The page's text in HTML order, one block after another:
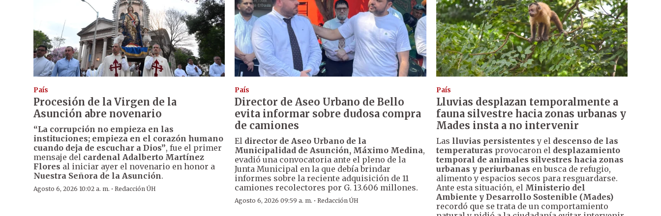
País
Procesión de la Virgen de la
Asunción abre novenario
“La corrupción no empieza en las
instituciones; empieza en el corazón humano
cuando deja de escuchar a Dios”, fue el primer
mensaje del cardenal Adalberto Martínez
Flores al iniciar ayer el novenario en honor a
Nuestra Señora de la Asunción.
Agosto 6, 2026 10:02 a. m. · Redacción ÚH
País
Director de Aseo Urbano de Bello
evita informar sobre dudosa compra
de camiones
El director de Aseo Urbano de la
Municipalidad de Asunción, Máximo Medina,
evadió una convocatoria ante el pleno de la
Junta Municipal en la que debía brindar
informes sobre la reciente adquisición de 11
camiones recolectores por G. 13.606 millones.
Agosto 6, 2026 09:59 a. m. ·Redacción ÚH
País
Lluvias desplazan temporalmente a
fauna silvestre hacia zonas urbanas y
Mades insta a no intervenir
Las lluvias persistentes y el descenso de las
temperaturas provocaron el desplazamiento
temporal de animales silvestres hacia zonas
urbanas y periurbanas en busca de refugio,
alimento y espacios secos para resguardarse.
Ante esta situación, el Ministerio del
Ambiente y Desarrollo Sostenible (Mades)
recordó que se trata de un comportamiento